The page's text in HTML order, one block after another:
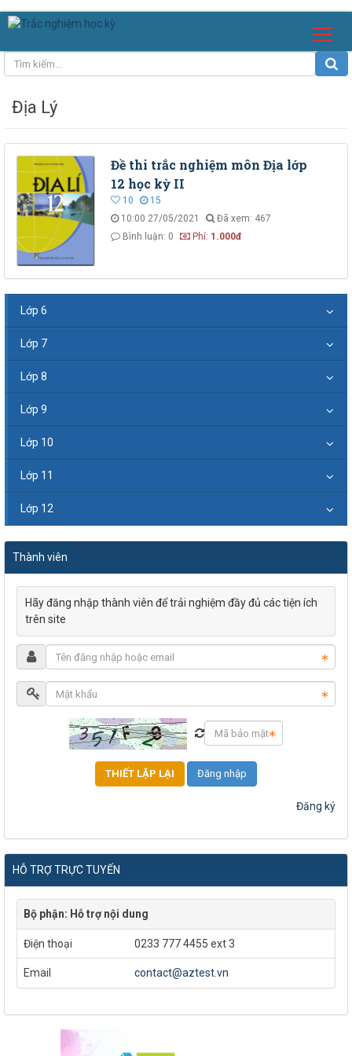
Địa Lý
Đề thi trắc nghiệm môn Địa lớp
12 học kỳ II
10
15
10:00 27/05/2021
Đã xem: 467
Bình luận: 0
Phí: 1.000đ
Lớp 6
Lớp 7
Lớp 8
Lớp 9
Lớp 10
Lớp 11
Lớp 12
Thành viên
Hãy đăng nhập thành viên để trải nghiệm đầy đủ các tiện ích
trên site
Đăng nhập
Đăng ký
HỖ TRỢ TRỰC TUYẾN
Bộ phận: Hỗ trợ nội dung
Điện thoại 0233 777 4455 ext 3
Email contact@aztest.vn